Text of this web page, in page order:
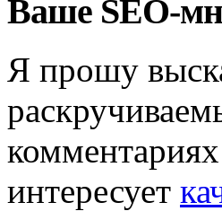
Ваше SEO-
Я прошу
интересует